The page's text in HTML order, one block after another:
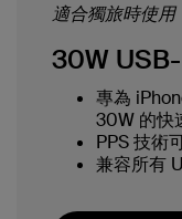
適合獨旅時使用
30W
專為
30W 的快
PPS 技術
兼容所有